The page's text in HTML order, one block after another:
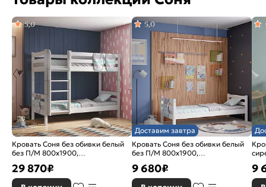
Кровать Соня без обивки белый
без П/М 800x1900,
изголовье жесткое
5,0
29 870₽
Доставим завтра
Кровать Соня без обивки белый
без П/М 800x1900,
изголовье жесткое
5,0
9 680₽ 9